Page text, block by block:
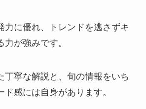
力に優れ、トレンドを逃さずキ
が強みです。
丁寧な解説と、旬の情報をいち
感には自身があります。